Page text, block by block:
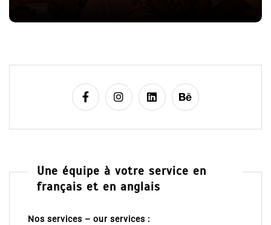
Une équipe à votre service en
français et en anglais
Nos services – our services :